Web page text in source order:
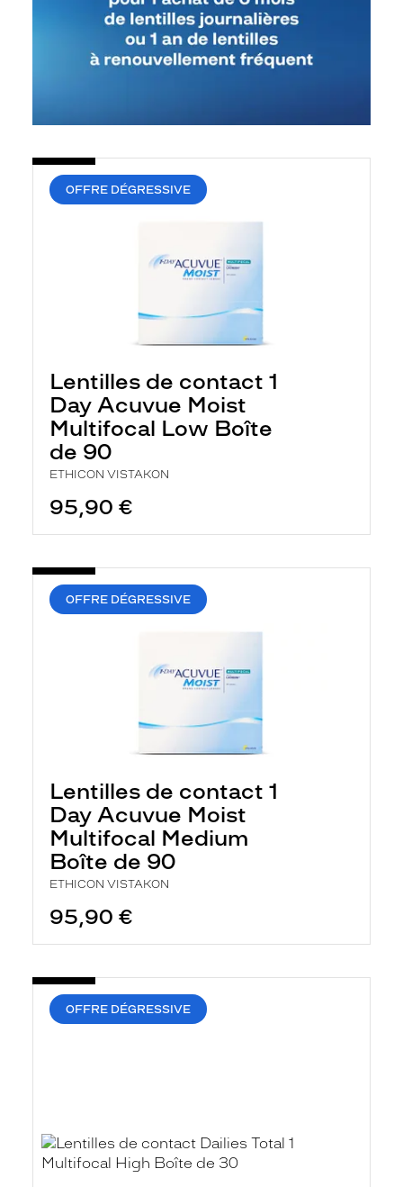
OFFRE DÉGRESSIVE
Lentilles de contact 1
Day Acuvue Moist
Multifocal Low Boîte
de 90
ETHICON VISTAKON
95,90 €
OFFRE DÉGRESSIVE
Lentilles de contact 1
Day Acuvue Moist
Multifocal Medium
Boîte de 90
ETHICON VISTAKON
95,90 €
OFFRE DÉGRESSIVE